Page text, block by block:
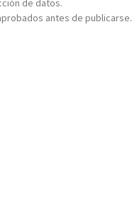
de datos.
antes de publicarse.